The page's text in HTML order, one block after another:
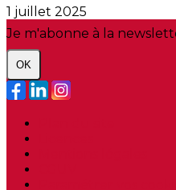
1 juillet 2025
Je m'abonne à la
OK